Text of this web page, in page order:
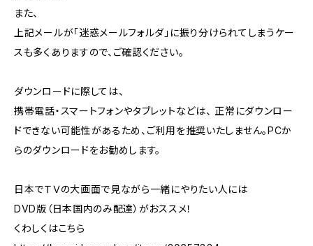
また、
上記メールが「迷惑メールフォルダ」に振り分けられてしまうケー
スも多くありますので、ご確認ください。
ダウンロードに際しては、
携帯電話・スマートフォンやタブレットなどは、 正常にダウンロー
ドできない可能性があるため、ご利用を推奨いたしません。PCか
らのダウンロードをお勧めします。
日本でＴＶの大画面で見ながら一緒にやりたい人には
DVD版（日本国内のみ配達）がおススメ！
くわしくはこちら